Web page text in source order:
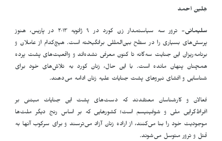
هِلین احمد
سلیمانی-
ترور سه سیاستمدار زن کورد در ۹ ژانویه ۲۰۱۳ در پاریس، هنوز
پرسش‌های بسیاری را در سطح بین‌المللی برانگیخته است. هیچ‌کدام از عاملان و
برنامه‌ریزان این جنایت سه‌گانه تا کنون معرفی نشده‌اند و واقعیت‌های پشت پرده
همچنان پنهان مانده است. با این حال، زنان کورد به تلاش‌های خود برای
شناسایی و افشای نیروهای پشت جنایات علیه زنان ادامه می‌دهند.
فعالان و کارشناسان معتقدند که دست‌های پشت این جنایات مبتنی بر
افراط‌گرایی ملی و شوفینیسم است؛ کشورهایی که بر اساس رنج دیگر ملت‌ها
موجودیت خود را بنا می‌کنند، از اراده زنان آزاد می‌ترسند و برای سرکوب آنها به
قتل و ترور متوسل می‌شوند.